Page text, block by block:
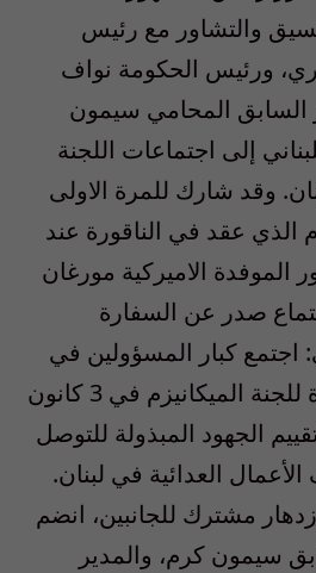
والتشاور مع رئيس
ورئيس الحكومة نواف
السابق المحامي سيمون
إلى اجتماعات اللجنة
وقد شارك للمرة الاولى
الذي عقد في الناقورة عند
الموفدة الاميركية مورغان
صدر عن السفارة
اجتمع كبار المسؤولين في
الدورة الرابعة عشرة للجنة الميكانيزم في 3 كانون
الجهود المبذولة للتوصل
العدائية في لبنان.
مشترك للجانبين، انضم
سيمون كرم، والمدير